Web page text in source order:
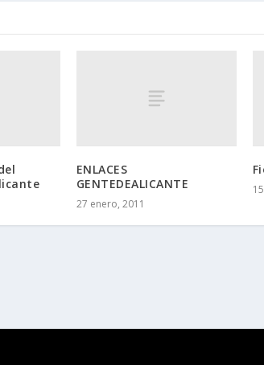
ENLACES
GENTEDEALICANTE
27 enero, 2011